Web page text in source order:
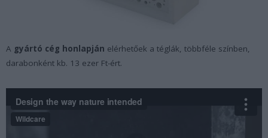
A gyártó cég honlapján elérhetőek a téglák, többféle színben,
darabonként kb. 13 ezer Ft-ért.